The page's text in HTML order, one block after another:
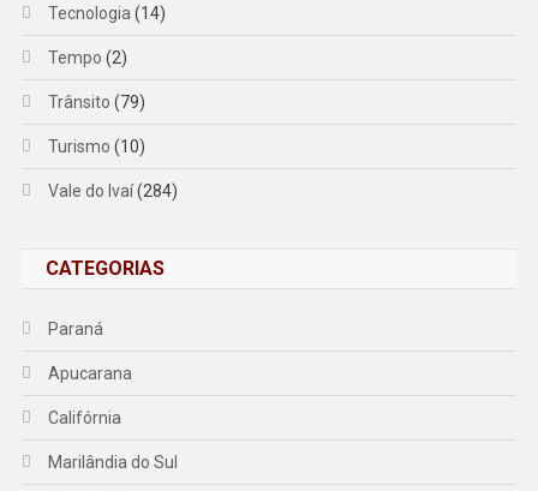
Tecnologia (14)
Tempo (2)
Trânsito (79)
Turismo (10)
Vale do Ivaí(284)
CATEGORIAS
Paraná
Apucarana
Califórnia
Marilândia do Sul